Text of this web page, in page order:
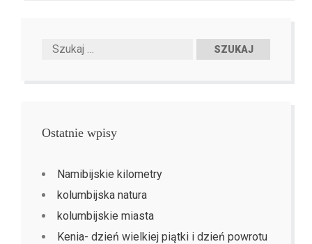
Ostatnie wpisy
Namibijskie kilometry
kolumbijska natura
kolumbijskie miasta
Kenia- dzień wielkiej piątki i dzień powrotu